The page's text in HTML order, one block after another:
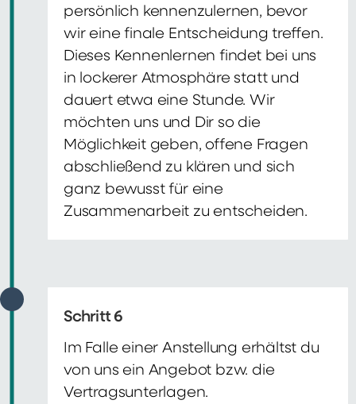
persönlich kennenzulernen, bevor
wir eine finale Entscheidung treffen.
Dieses Kennenlernen findet bei uns
in lockerer Atmosphäre statt und
dauert etwa eine Stunde. Wir
möchten uns und Dir so die
Möglichkeit geben, offene Fragen
abschließend zu klären und sich
ganz bewusst für eine
Zusammenarbeit zu entscheiden.
Schritt 6
Im Falle einer Anstellung erhältst du
von uns ein Angebot bzw. die
Vertragsunterlagen.